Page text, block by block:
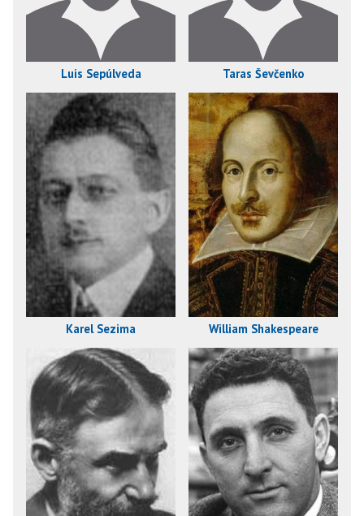
Luis Sepúlveda Taras Ševčenko
Karel Sezima William Shakespeare